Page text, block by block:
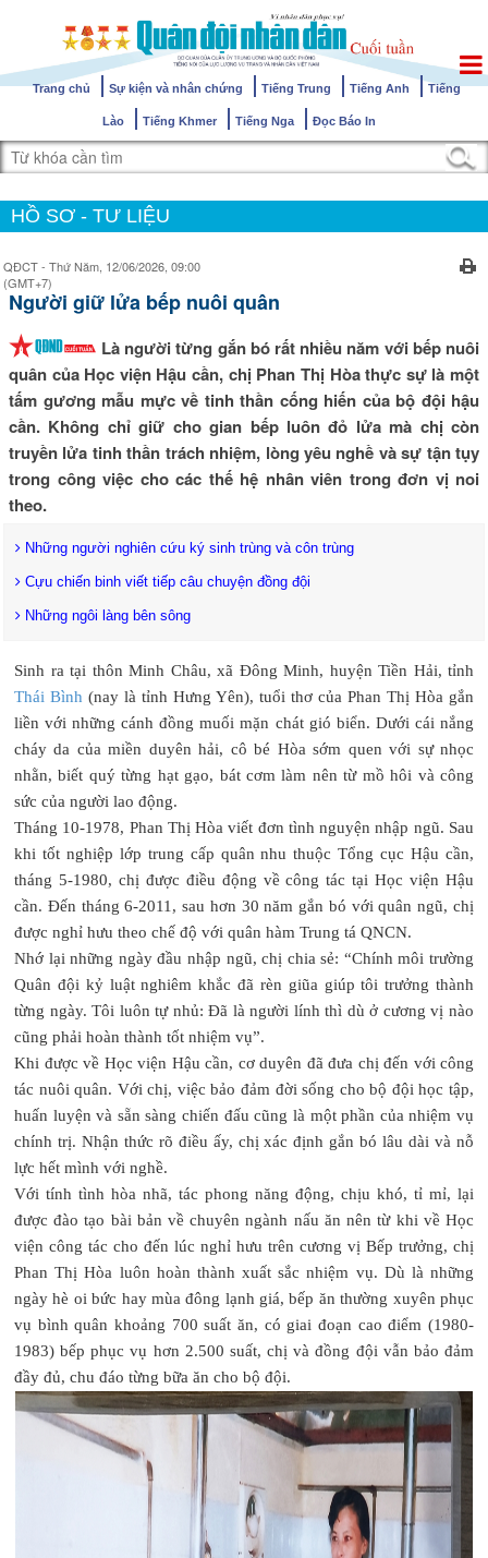
Trang chủ Sự kiện và nhân chứng Tiếng Trung Tiếng Anh Tiếng
Lào Tiếng Khmer Tiếng Nga Đọc Báo In
HỒ SƠ - TƯ LIỆU
QĐCT - Thứ Năm, 12/06/2026, 09:00
(GMT+7)
Người giữ lửa bếp nuôi quân
Là người từng gắn bó rất nhiều năm với bếp nuôi
quân của Học viện Hậu cần, chị Phan Thị Hòa thực sự là một
tấm gương mẫu mực về tinh thần cống hiến của bộ đội hậu
cần. Không chỉ giữ cho gian bếp luôn đỏ lửa mà chị còn
truyền lửa tinh thần trách nhiệm, lòng yêu nghề và sự tận tụy
trong công việc cho các thế hệ nhân viên trong đơn vị noi
theo.
Những người nghiên cứu ký sinh trùng và côn trùng
Cựu chiến binh viết tiếp câu chuyện đồng đội
Những ngôi làng bên sông
Sinh ra tại thôn Minh Châu, xã Đông Minh, huyện Tiền Hải, tỉnh
Thái Bình (nay là tỉnh Hưng Yên), tuổi thơ của Phan Thị Hòa gắn
liền với những cánh đồng muối mặn chát gió biển. Dưới cái nắng
cháy da của miền duyên hải, cô bé Hòa sớm quen với sự nhọc
nhằn, biết quý từng hạt gạo, bát cơm làm nên từ mồ hôi và công
sức của người lao động.
Tháng 10-1978, Phan Thị Hòa viết đơn tình nguyện nhập ngũ. Sau
khi tốt nghiệp lớp trung cấp quân nhu thuộc Tổng cục Hậu cần,
tháng 5-1980, chị được điều động về công tác tại Học viện Hậu
cần. Đến tháng 6-2011, sau hơn 30 năm gắn bó với quân ngũ, chị
được nghỉ hưu theo chế độ với quân hàm Trung tá QNCN.
Nhớ lại những ngày đầu nhập ngũ, chị chia sẻ: “Chính môi trường
Quân đội kỷ luật nghiêm khắc đã rèn giũa giúp tôi trưởng thành
từng ngày. Tôi luôn tự nhủ: Đã là người lính thì dù ở cương vị nào
cũng phải hoàn thành tốt nhiệm vụ”.
Khi được về Học viện Hậu cần, cơ duyên đã đưa chị đến với công
tác nuôi quân. Với chị, việc bảo đảm đời sống cho bộ đội học tập,
huấn luyện và sẵn sàng chiến đấu cũng là một phần của nhiệm vụ
chính trị. Nhận thức rõ điều ấy, chị xác định gắn bó lâu dài và nỗ
lực hết mình với nghề.
Với tính tình hòa nhã, tác phong năng động, chịu khó, tỉ mỉ, lại
được đào tạo bài bản về chuyên ngành nấu ăn nên từ khi về Học
viện công tác cho đến lúc nghỉ hưu trên cương vị Bếp trưởng, chị
Phan Thị Hòa luôn hoàn thành xuất sắc nhiệm vụ. Dù là những
ngày hè oi bức hay mùa đông lạnh giá, bếp ăn thường xuyên phục
vụ bình quân khoảng 700 suất ăn, có giai đoạn cao điểm (1980-
1983) bếp phục vụ hơn 2.500 suất, chị và đồng đội vẫn bảo đảm
đầy đủ, chu đáo từng bữa ăn cho bộ đội.